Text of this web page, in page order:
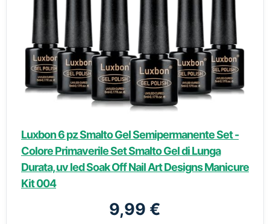
Luxbon 6 pz Smalto Gel Semipermanente Set -
Colore Primaverile Set Smalto Gel di Lunga
Durata, uv led Soak Off Nail Art Designs Manicure
Kit 004
9,99 €